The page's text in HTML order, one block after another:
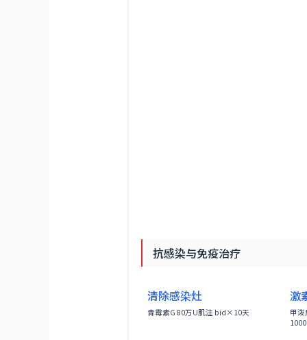
抗感染与免疫治疗
清除感染灶
青霉素G 80万U肌注 bid×10天
激
甲